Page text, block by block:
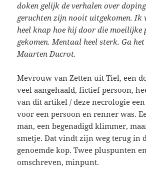
doken gelijk de verhalen over
geruchten zijn nooit uitgekomen. Ik
heel knap hoe hij door die moeilijke
gekomen. Mentaal heel sterk. Ga
Maarten Ducrot.
Mevrouw van Zetten uit Tiel, een
veel aangehaald, fictief persoon,
van dit artikel / deze necrologie
voor een persoon en renner was.
man, een begenadigd klimmer,
smetje. Dat vindt zijn weg terug in
genoemde kop. Twee pluspunten
omschreven, minpunt.